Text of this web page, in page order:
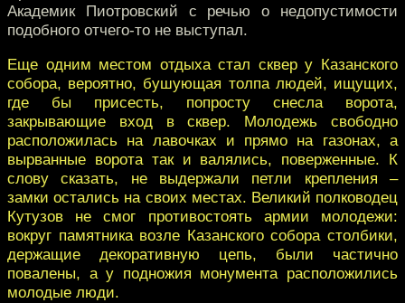
Академик Пиотровский с речью о недопустимости
подобного отчего-то не выступал.
Еще одним местом отдыха стал сквер у Казанского
собора, вероятно, бушующая толпа людей, ищущих,
где бы присесть, попросту снесла ворота,
закрывающие вход в сквер. Молодежь свободно
расположилась на лавочках и прямо на газонах, а
вырванные ворота так и валялись, поверженные. К
слову сказать, не выдержали петли крепления –
замки остались на своих местах. Великий полководец
Кутузов не смог противостоять армии молодежи:
вокруг памятника возле Казанского собора столбики,
держащие декоративную цепь, были частично
повалены, а у подножия монумента расположились
молодые люди.